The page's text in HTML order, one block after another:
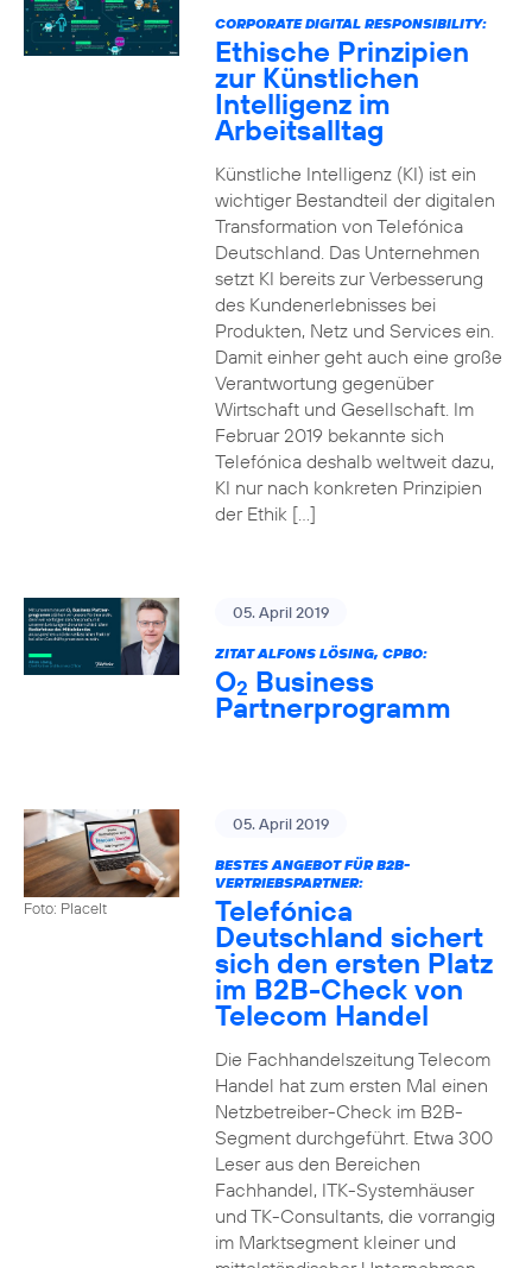
CORPORATE DIGITAL RESPONSIBILITY:
Ethische Prinzipien
zur Künstlichen
Intelligenz im
Arbeitsalltag
Künstliche Intelligenz (KI) ist ein
wichtiger Bestandteil der digitalen
Transformation von Telefónica
Deutschland. Das Unternehmen
setzt KI bereits zur Verbesserung
des Kundenerlebnisses bei
Produkten, Netz und Services ein.
Damit einher geht auch eine große
Verantwortung gegenüber
Wirtschaft und Gesellschaft. Im
Februar 2019 bekannte sich
Telefónica deshalb weltweit dazu,
KI nur nach konkreten Prinzipien
der Ethik […]
05. April 2019
ZITAT ALFONS LÖSING, CPBO:
O2 Business
Partnerprogramm
Foto: PlaceIt
05. April 2019
BESTES ANGEBOT FÜR B2B-
VERTRIEBSPARTNER:
Telefónica
Deutschland sichert
sich den ersten Platz
im B2B-Check von
Telecom Handel
Die Fachhandelszeitung Telecom
Handel hat zum ersten Mal einen
Netzbetreiber-Check im B2B-
Segment durchgeführt. Etwa 300
Leser aus den Bereichen
Fachhandel, ITK-Systemhäuser
und TK-Consultants, die vorrangig
im Marktsegment kleiner und